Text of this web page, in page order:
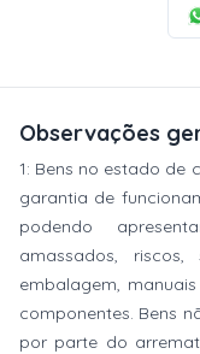
Observações
1: Bens no estado de
garantia de
podendo
amassados,
embalagem,
componentes. Bens
por parte do